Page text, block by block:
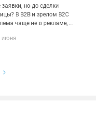
но до сделки
B2C
чаще не в рекламе, а
OFFICE —
июня